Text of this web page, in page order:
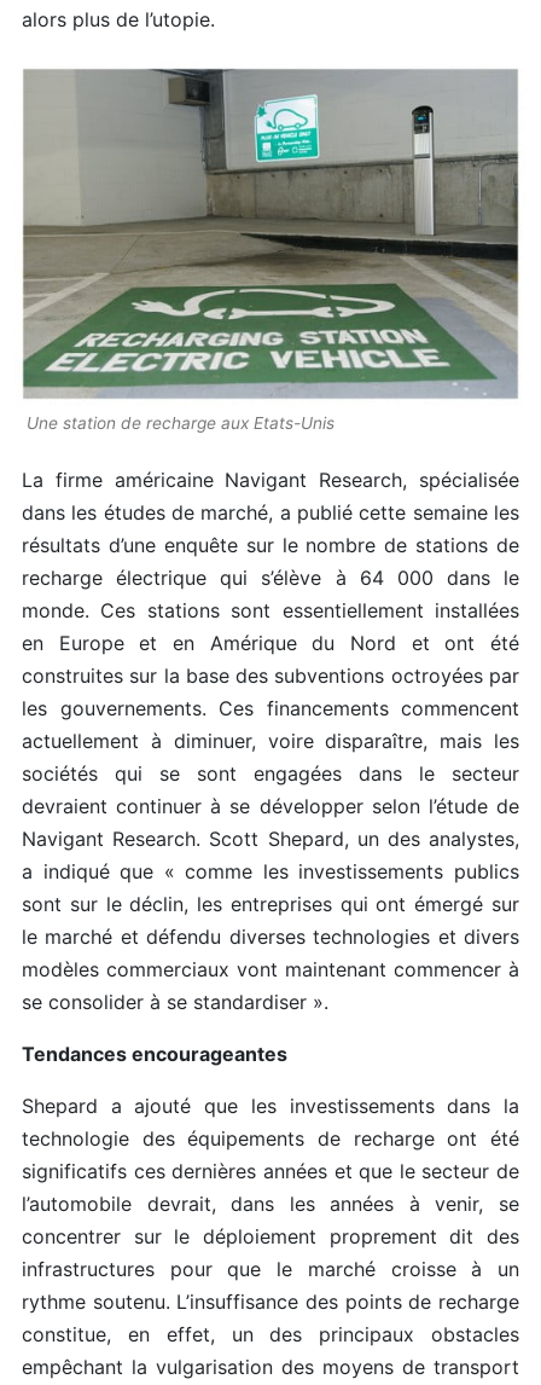
alors plus de l’utopie.
Une station de recharge aux Etats-Unis
La firme américaine Navigant Research, spécialisée
dans les études de marché, a publié cette semaine les
résultats d’une enquête sur le nombre de stations de
recharge électrique qui s’élève à 64 000 dans le
monde. Ces stations sont essentiellement installées
en Europe et en Amérique du Nord et ont été
construites sur la base des subventions octroyées par
les gouvernements. Ces financements commencent
actuellement à diminuer, voire disparaître, mais les
sociétés qui se sont engagées dans le secteur
devraient continuer à se développer selon l’étude de
Navigant Research. Scott Shepard, un des analystes,
a indiqué que « comme les investissements publics
sont sur le déclin, les entreprises qui ont émergé sur
le marché et défendu diverses technologies et divers
modèles commerciaux vont maintenant commencer à
se consolider à se standardiser ».
Tendances encourageantes
Shepard a ajouté que les investissements dans la
technologie des équipements de recharge ont été
significatifs ces dernières années et que le secteur de
l’automobile devrait, dans les années à venir, se
concentrer sur le déploiement proprement dit des
infrastructures pour que le marché croisse à un
rythme soutenu. L’insuffisance des points de recharge
constitue, en effet, un des principaux obstacles
empêchant la vulgarisation des moyens de transport